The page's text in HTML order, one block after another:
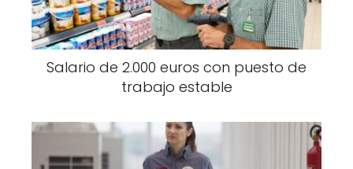
Salario de 2.000 euros con puesto de
trabajo estable